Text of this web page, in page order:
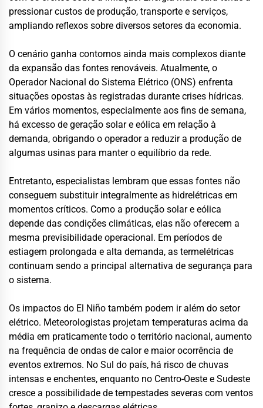
pressionar custos de produção, transporte e serviços,
ampliando reflexos sobre diversos setores da economia.
O cenário ganha contornos ainda mais complexos diante
da expansão das fontes renováveis. Atualmente, o
Operador Nacional do Sistema Elétrico (ONS) enfrenta
situações opostas às registradas durante crises hídricas.
Em vários momentos, especialmente aos fins de semana,
há excesso de geração solar e eólica em relação à
demanda, obrigando o operador a reduzir a produção de
algumas usinas para manter o equilíbrio da rede.
Entretanto, especialistas lembram que essas fontes não
conseguem substituir integralmente as hidrelétricas em
momentos críticos. Como a produção solar e eólica
depende das condições climáticas, elas não oferecem a
mesma previsibilidade operacional. Em períodos de
estiagem prolongada e alta demanda, as termelétricas
continuam sendo a principal alternativa de segurança para
o sistema.
Os impactos do El Niño também podem ir além do setor
elétrico. Meteorologistas projetam temperaturas acima da
média em praticamente todo o território nacional, aumento
na frequência de ondas de calor e maior ocorrência de
eventos extremos. No Sul do país, há risco de chuvas
intensas e enchentes, enquanto no Centro-Oeste e Sudeste
cresce a possibilidade de tempestades severas com ventos